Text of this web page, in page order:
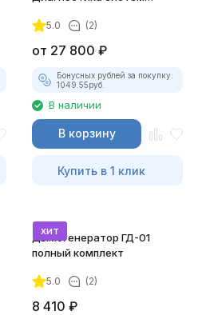
5.0 (2)
от 27 800 ₽
Бонусных рублей за покупку:
1049.55руб.
В наличии
В корзину
Купить в 1 клик
хит
Дымогенератор ГД-01
полный комплект
5.0 (2)
8 410 ₽